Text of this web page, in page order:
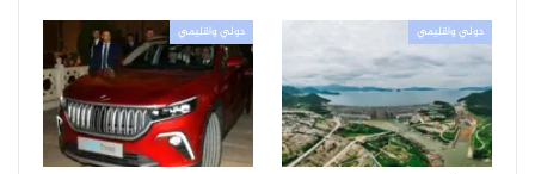
دولي واقليمي دولي واقليمي